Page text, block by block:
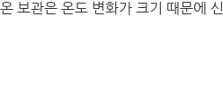
보관은 온도 변화가 크기 때문에 신